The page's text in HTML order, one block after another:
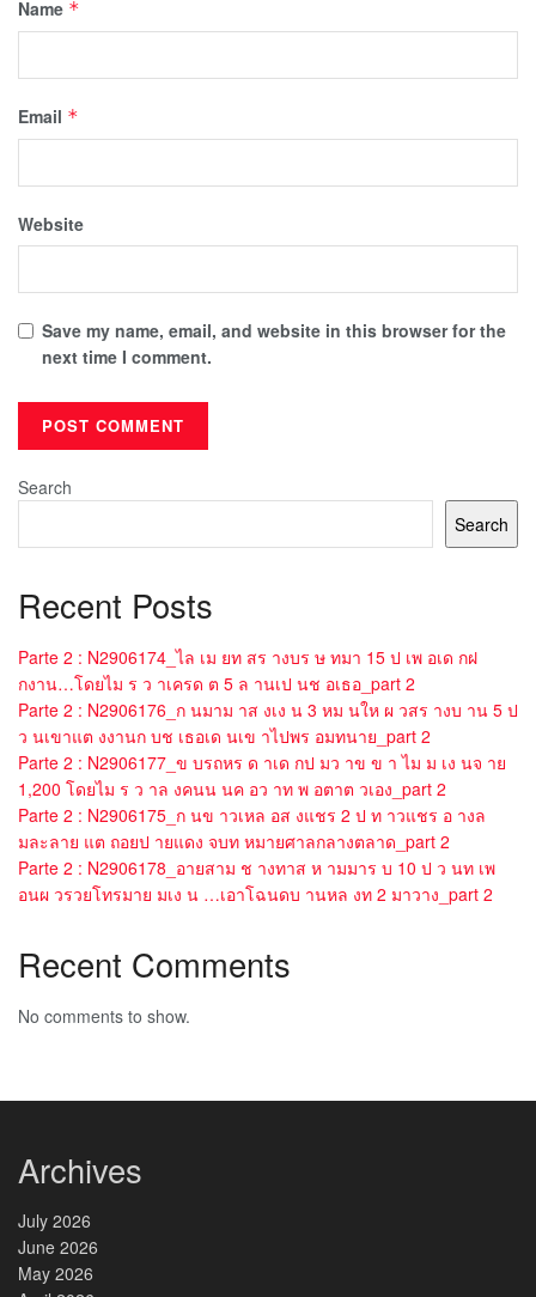
Name *
Email *
Website
Save my name, email, and website in this browser for the
next time I comment.
Search
Search
Recent Posts
Parte 2 : N2906174_ไล เม ยท สร างบร ษ ทมา 15 ป เพ อเด กฝ
กงาน…โดยไม ร ว าเครด ต 5 ล านเป นช อเธอ_part 2
Parte 2 : N2906176_ก นมาม าส งเง น 3 หม นให ผ วสร างบ าน 5 ป
ว นเขาแต งงานก บช เธอเด นเข าไปพร อมทนาย_part 2
Parte 2 : N2906177_ข บรถหร ด าเด กป มว าข ข า ไม ม เง นจ าย
1,200 โดยไม ร ว าล งคนน นค อว าท พ อตาต วเอง_part 2
Parte 2 : N2906175_ก นข าวเหล อส งแชร 2 ป ท าวแชร อ างล
มละลาย แต ถอยป ายแดง จบท หมายศาลกลางตลาด_part 2
Parte 2 : N2906178_อายสาม ช างทาส ห ามมาร บ 10 ป ว นท เพ
อนผ วรวยโทรมาย มเง น …เอาโฉนดบ านหล งท 2 มาวาง_part 2
Recent Comments
No comments to show.
Archives
July 2026
June 2026
May 2026